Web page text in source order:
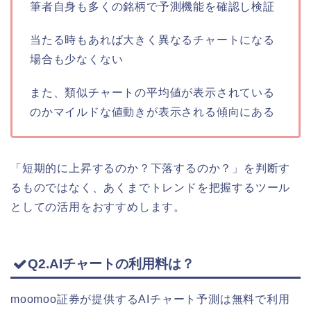
筆者自身も多くの銘柄で予測機能を確認し検証
当たる時もあれば大きく異なるチャートになる
場合も少なくない
また、類似チャートの平均値が表示されている
のかマイルドな値動きが表示される傾向にある
「短期的に上昇するのか？下落するのか？」を判断す
るものではなく、あくまでトレンドを把握するツール
としての活用をおすすめします。
Q2.AIチャートの利用料は？
moomoo証券が提供するAIチャート予測は無料で利用